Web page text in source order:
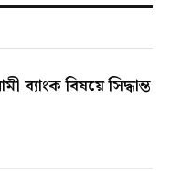
ব্যাংক বিষয়ে সিদ্ধান্ত